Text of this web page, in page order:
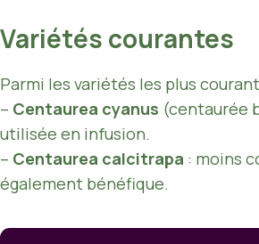
Variétés courantes
Parmi les variétés les plus
– Centaurea cyanus (centaurée
utilisée en infusion.
– Centaurea calcitrapa : moins
également bénéfique.